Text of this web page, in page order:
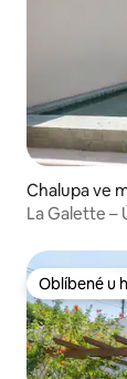
Chalupa ve
La Galette –
Oblíbené u
Oblíbené u